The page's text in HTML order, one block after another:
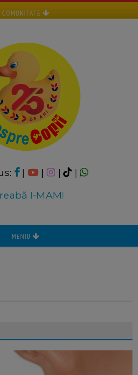
COMUNITATE
| | |
|
I-MAMI
MENIU